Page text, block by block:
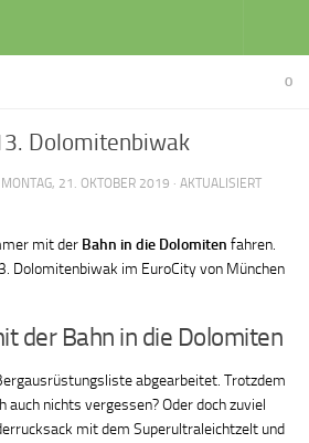
0
Dolomitenbiwak
MONTAG, 21. OKTOBER 2019 · AKTUALISIERT
mit der Bahn in die Dolomiten fahren.
Dolomitenbiwak im EuroCity von München
der Bahn in die Dolomiten
abgearbeitet. Trotzdem
auch nichts vergessen? Oder doch zuviel
mit dem Superultraleichtzelt und